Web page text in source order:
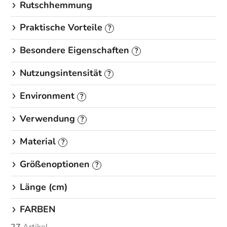
Rutschhemmung
Praktische Vorteile
?
Besondere Eigenschaften ?
Nutzungsintensität ?
Environment ?
Verwendung ?
Material ?
Größenoptionen ?
Länge (cm)
FARBEN